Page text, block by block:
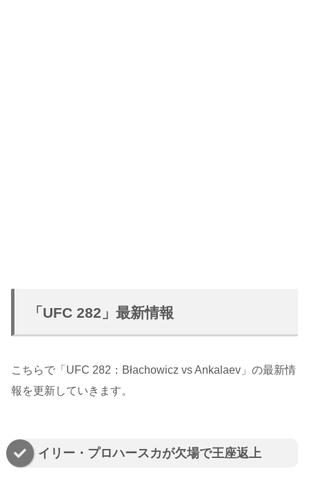
「UFC 282」最新情報
こちらで「UFC 282：Błachowicz vs Ankalaev」の最新情
報を更新していきます。
イリー・プロハースカが欠場で王座返上